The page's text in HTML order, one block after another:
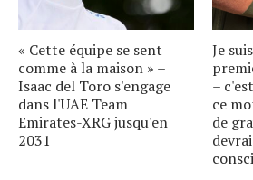
« Cette équipe se sent
comme à la maison » –
Isaac del Toro s'engage
dans l'UAE Team
Emirates-XRG jusqu'en
2031
Je
–
ce
de